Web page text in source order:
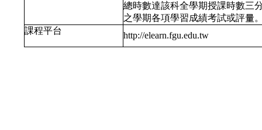
總時數達該科全學期授課時數三
之學期各項學習成績考試或評量
課程平台
http://elearn.fgu.edu.tw